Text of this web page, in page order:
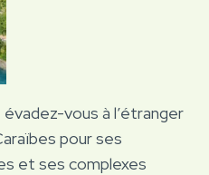
vous à l’étranger
pour ses
et ses complexes